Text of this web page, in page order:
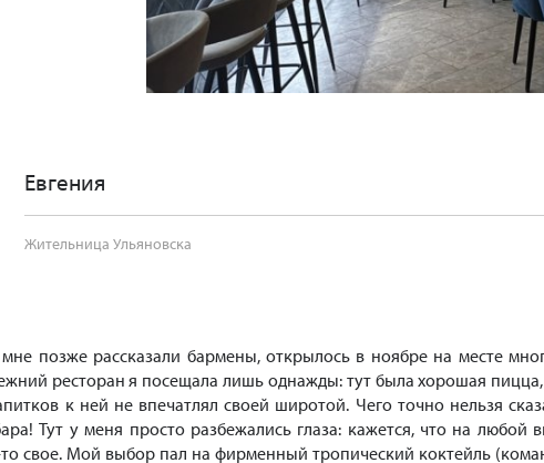
Евгения
Жительница Ульяновска
мне позже рассказали бармены, открылось в ноябре на месте
ресторан я посещала лишь однажды: тут была хорошая
к ней не впечатлял своей широтой. Чего точно нельзя
Тут у меня просто разбежались глаза: кажется, что на любой
то свое. Мой выбор пал на фирменный тропический коктейль